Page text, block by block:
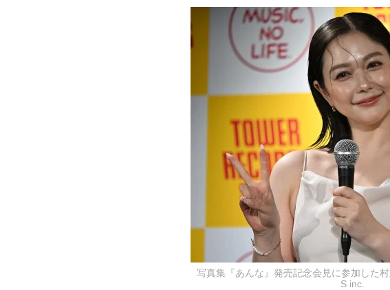
写真集『あんな』発売記念会見に参加した
S inc.